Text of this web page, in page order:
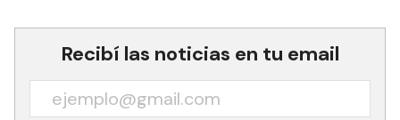
Recibí las noticias en tu email